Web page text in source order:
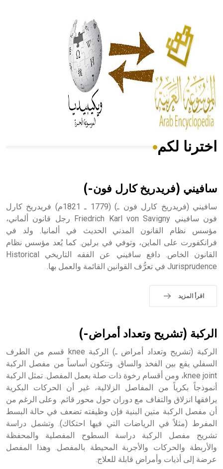
الحكم، الأدلة، تنظيم التغذية، ورسالته في جروح الرأس. ويعود
له الفضل بأنه حرر الطب من الدين والفلسفة.
- هل تعلم أن المرجان إفراز حيواني يتكون في البحر ويتركب
من مادة كربونات الكلسيوم، وهو أحمر أو شديد الحمرة وهو
أجود أنواعه، ويمتاز بكبر الحجم ويسمى الش
هل تعلم أن الأبسيد كلمة فرنسية اللفظ تم اعتمادها مصطلحاً
- هل تعلم أن أبجر Abgar اسم معروف جيداً يعود إلى عدد من
الملوك الذين حكموا مدينة إديسا (الرها) من أبجر الأول وحتى
التاسع، وهم ينتسبون إلى أسرة أوسروين
حيث تقتصر القيمة الصوتية للعلامة الك
اخترنا لكم
سافيني (فريدريخ كارل فون-)
سافيني (فريدريخ كارل فون ـ) (1779 ـ 1821م) فريدريخ كارل
فون سافيني Friedrich Karl von Savigny رجل قانون ألماني،
مؤسس نظام القانون المدني الحديث في ألمانيا. ولد في
فرانكفورت على الماين، وتوفي في برلين. كما يُعد مؤسس نظام
القانون الخاص. دافع سافيني عن الفقه التاريخي Historical
Jurisprudence في تعرُّف القوانين القائمة والعمل بها.
اقرأ المزيد
الركبة (تشريح وتعداد أمراض-)
الركبة (تشريح وتعداد أمراض ـ) الركبة knee قسم من الطرف
السفلي يقع بين الفخذ والساق. وتتكون أساساً من مفصل الركبة
knee joint، ومن أقسام رخوة ذات صلة بعمل المفصل. تمثل الركبة
أنموذجاً بكرياً من المفاصل الزلالية، غير أن الحركات البكرية
يرافقها انزلاق والتفاف مع دوران حول محور قائم. وعلى الرغم من
أن مفصل الركبة متين البنية فإن وظيفته تضعف في حالة البسط
المفرط (مثلاً في الرياضات التي فيها احتكاك). وتشمل دراسة
تشريح مفصل الركبة دراسة السطوح المفصلية والمحفظة
والأربطة والحركات والأجربة المحيطة بالمفصل. وهذا المفصل
عرضة إلى أذيات وأمراض قابلة للعلاج.